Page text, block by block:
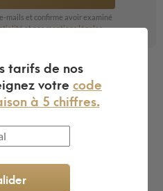
mails et confirme avoir examiné
et nosmentions légales.
la qualité de nos produits et de
tarifs de nos
votre code
à 5 chiffres.